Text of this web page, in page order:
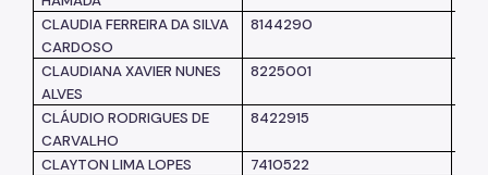
CLAUDIA FERREIRA DA SILVA
CARDOSO
8144290
CLAUDIANA XAVIER NUNES
ALVES
8225001
CLÁUDIO RODRIGUES DE
CARVALHO
8422915
CLAYTON LIMA LOPES 7410522